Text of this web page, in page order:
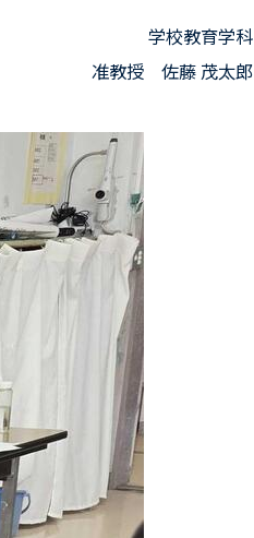
学校教育学科
准教授 佐藤 茂太郎